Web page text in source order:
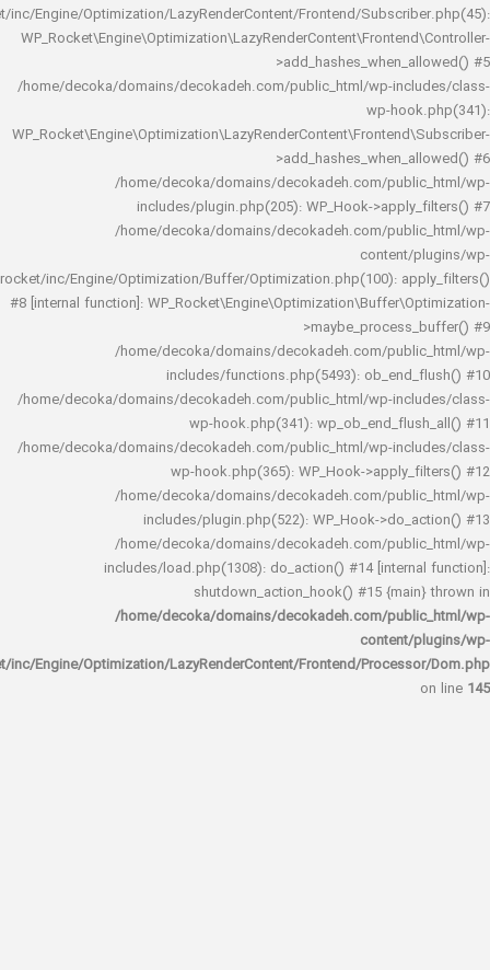
rocket/inc/Engine/Optimization/LazyRenderContent/Frontend/
/home/decoka/domains/decokadeh.com/public_html/wp-
wp-
/home/decoka/domains/decokadeh.com/
includes/plugin.php(205): WP_Hook-
/home/decoka/domains/decokadeh.com/
rocket/inc/Engine/Optimization/Buffer/Optimization.php(100):
#8 [internal function]:
/home/decoka/domains/decokadeh.com/
includes/functions.php(5493):
/home/decoka/domains/decokadeh.com/public_html/wp-
wp-hook.php(341):
/home/decoka/domains/decokadeh.com/public_html/wp-
wp-hook.php(365): WP_Hook-
/home/decoka/domains/decokadeh.com/
includes/plugin.php(522): WP_Hook-
/home/decoka/domains/decokadeh.com/
includes/load.php(1308): do_action() #14
shutdown_action_hook() #15
/home/decoka/domains/decokadeh.com/
rocket/inc/Engine/Optimization/LazyRenderContent/Frontend/